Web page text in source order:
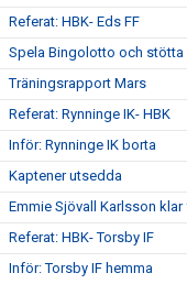
Referat: HBK- Eds FF
Spela Bingolotto och stötta
Träningsrapport Mars
Referat: Rynninge IK- HBK
Inför: Rynninge IK borta
Kaptener utsedda
Emmie Sjövall Karlsson
Referat: HBK- Torsby IF
Inför: Torsby IF hemma